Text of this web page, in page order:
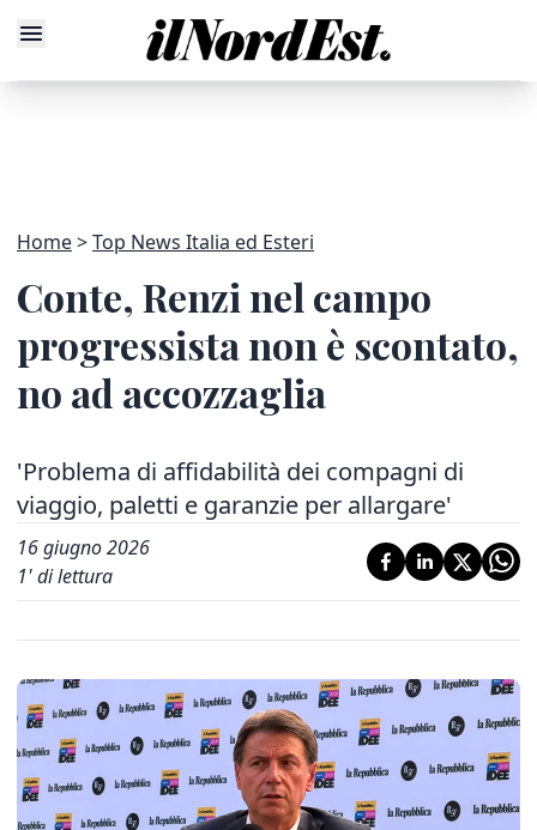
Home Top News Italia ed Esteri
Conte, Renzi nel campo
progressista non è scontato,
no ad accozzaglia
'Problema di affidabilità dei compagni di
viaggio, paletti e garanzie per allargare'
16 giugno 2026
1' di lettura